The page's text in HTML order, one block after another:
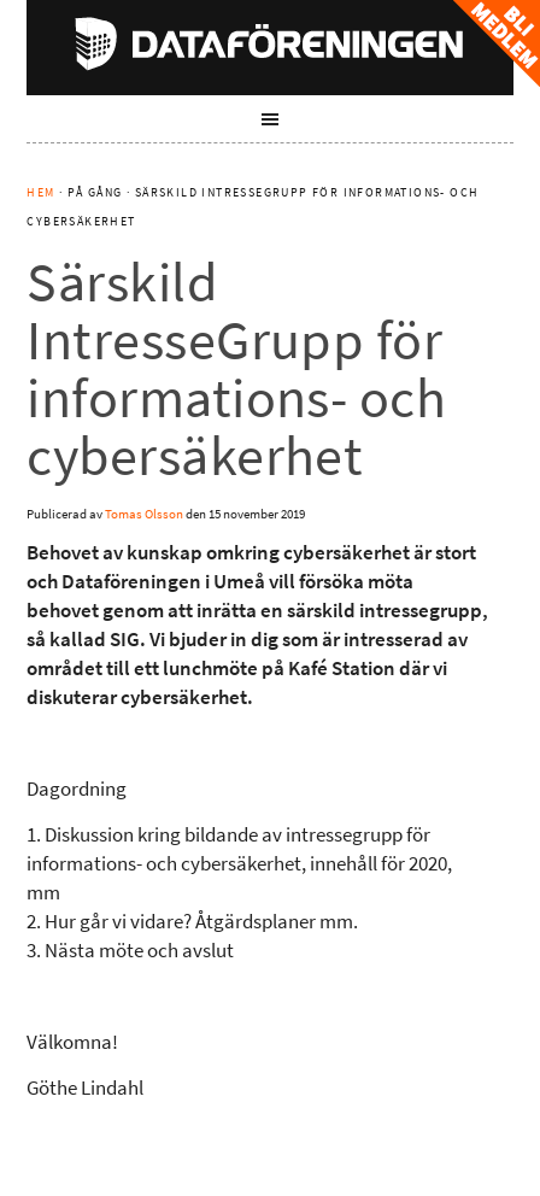
HEM · PÅ GÅNG · SÄRSKILD INTRESSEGRUPP FÖR INFORMATIONS- OCH
CYBERSÄKERHET
Särskild
IntresseGrupp för
informations- och
cybersäkerhet
Publicerad avTomas Olssonden15 november 2019
Behovet av kunskap omkring cybersäkerhet är stort
och Dataföreningen i Umeå vill försöka möta
behovet genom att inrätta en särskild intressegrupp,
så kallad SIG. Vi bjuder in dig som är intresserad av
området till ett lunchmöte på Kafé Station där vi
diskuterar cybersäkerhet.
Dagordning
1. Diskussion kring bildande av intressegrupp för
informations- och cybersäkerhet, innehåll för 2020,
mm
2. Hur går vi vidare? Åtgärdsplaner mm.
3. Nästa möte och avslut
Välkomna!
Göthe Lindahl